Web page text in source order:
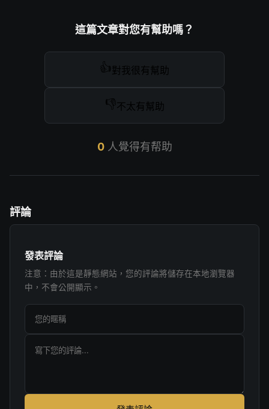
這篇文章對您有幫助嗎？
👍對我很有幫助
👎 不太有幫助
0人覺得有帮助
評論
發表評論
注意：由於這是靜態網站，您的評論將儲存在本地瀏覽器
中，不會公開顯示。